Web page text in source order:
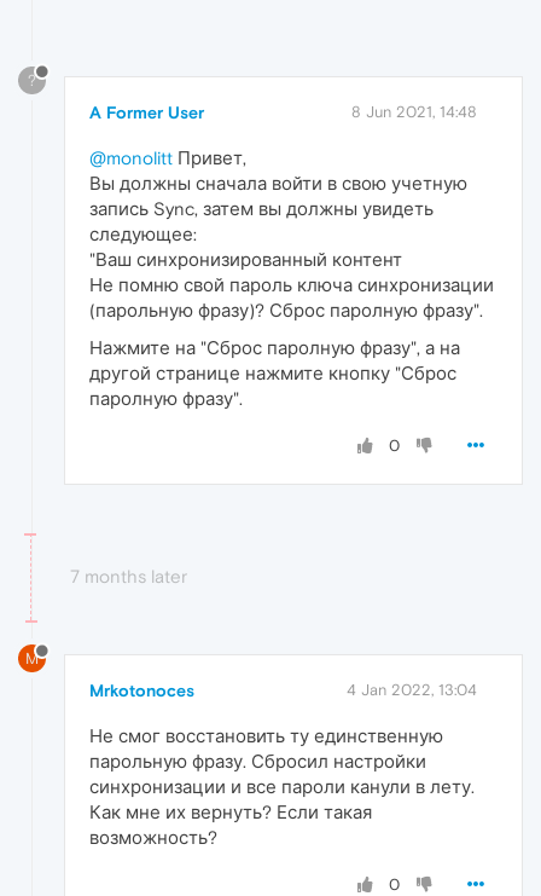
?
A Former User 8 Jun 2021, 14:48
@monolitt Привет,
Вы должны сначала войти в свою учетную
запись Sync, затем вы должны увидеть
следующее:
"Ваш синхронизированный контент
Не помню свой пароль ключа синхронизации
(парольную фразу)? Сброс паролную фразу".
Нажмите на "Сброс паролную фразу", а на
другой странице нажмите кнопку "Сброс
паролную фразу".
0
7 months later
M
Mrkotonoces 4 Jan 2022, 13:04
Не смог восстановить ту единственную
парольную фразу. Сбросил настройки
синхронизации и все пароли канули в лету.
Как мне их вернуть? Если такая
возможность?
0